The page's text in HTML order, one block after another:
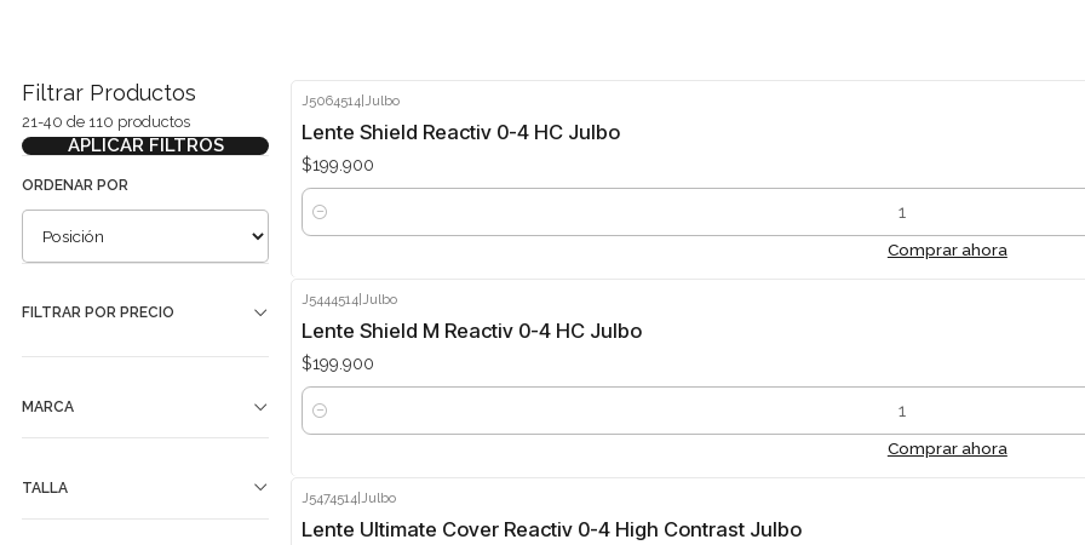
Filtrar Productos
21-40 de 110 productos
APLICAR FILTROS
ORDENAR POR
FILTRAR POR PRECIO
MARCA
TALLA
J5064514 |Julbo
Lente Shield Reactiv 0-4 HC Julbo
$199.900
Cantidad
Comprar ahora
J5444514 |Julbo
Lente Shield M Reactiv 0-4 HC Julbo
$199.900
Cantidad
Comprar ahora
J5474514| Julbo
Lente Ultimate Cover Reactiv 0-4 High Contrast Julbo